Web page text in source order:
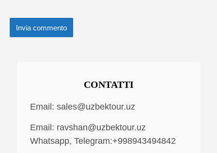
CONTATTI
Email: sales@uzbektour.uz
Email: ravshan@uzbektour.uz
Whatsapp, Telegram:+998943494842